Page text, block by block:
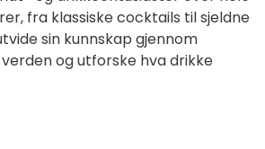
fra klassiske cocktails til sjeldne
sin kunnskap gjennom
og utforske hva drikke